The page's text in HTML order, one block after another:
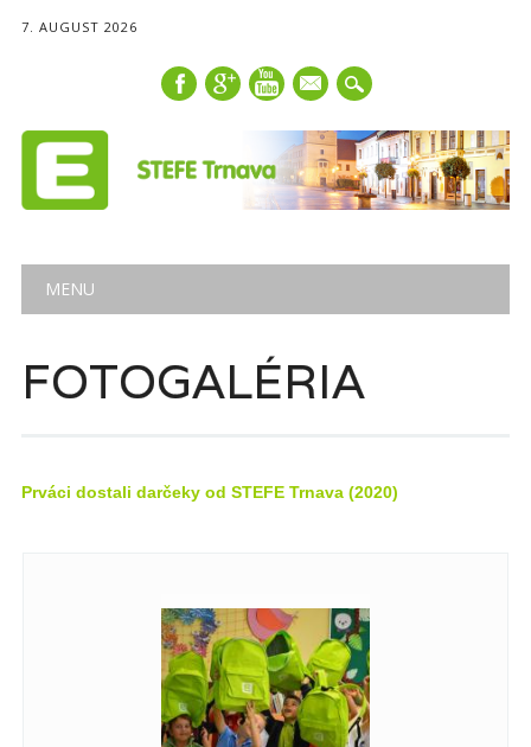
7. AUGUST 2026
mail
Main menu
MENU
FOTOGALÉRIA
Prváci dostali darčeky od STEFE Trnava (2020)